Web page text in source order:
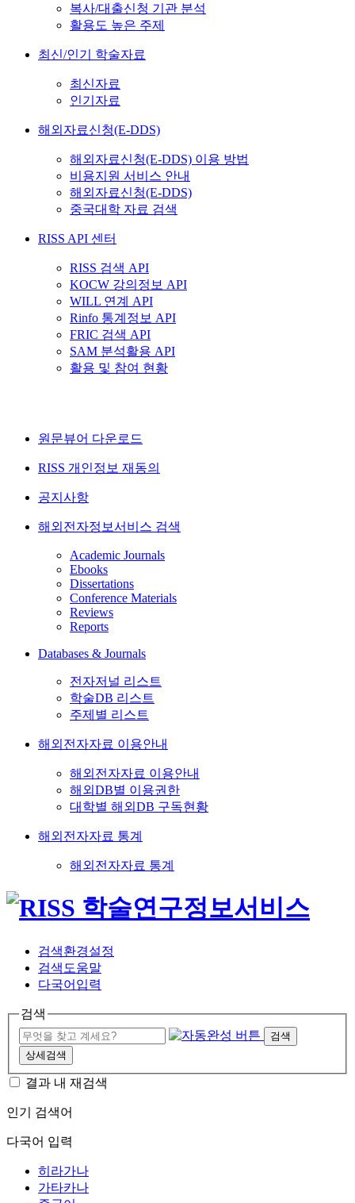
복사/대출신청 기관 분석
활용도 높은 주제
최신/인기 학술자료
최신자료
인기자료
해외자료신청(E-DDS)
해외자료신청(E-DDS) 이용 방법
비용지원 서비스 안내
해외자료신청(E-DDS)
중국대학 자료 검색
RISS API 센터
RISS 검색 API
KOCW 강의정보 API
WILL 연계 API
Rinfo 통계정보 API
FRIC 검색 API
SAM 분석활용 API
활용 및 참여 현황
원문뷰어 다운로드
RISS 개인정보 재동의
공지사항
해외전자정보서비스 검색
Academic Journals
Ebooks
Dissertations
Conference Materials
Reviews
Reports
Databases & Journals
전자저널 리스트
학술DB 리스트
주제별 리스트
해외전자자료 이용안내
해외전자자료 이용안내
해외DB별 이용권한
대학별 해외DB 구독현황
해외전자자료 통계
해외전자자료 통계
검색환경설정
검색도움말
다국어입력
검색
검색
상세검색
결과 내 재검색
인기 검색어
다국어 입력
히라가나
가타카나